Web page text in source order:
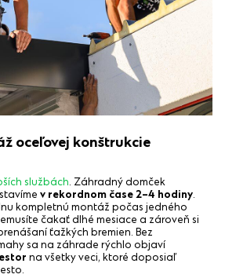
oceľovej konštrukcie
službách. Záhradný domček
v rekordnom čase 2–4 hodiny.
kompletnú montáž počas jedného
čakať dlhé mesiace a zároveň si
ťažkých bremien. Bez
sa na záhrade rýchlo objaví
na všetky veci, ktoré doposiaľ